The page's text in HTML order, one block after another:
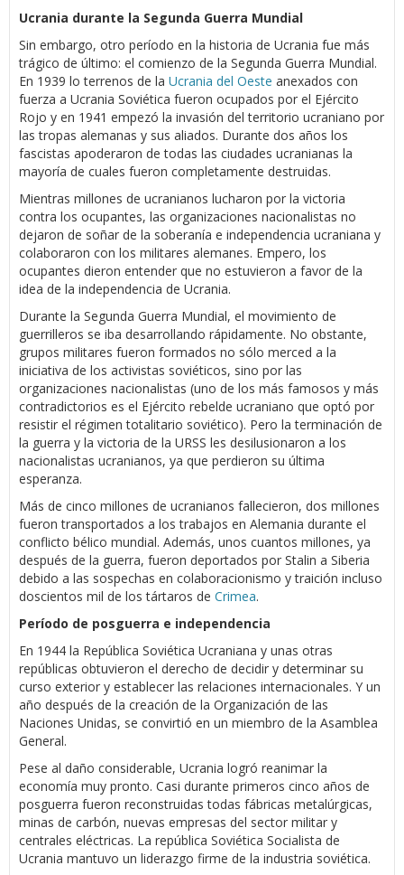
Ucrania durante la Segunda Guerra Mundial
Sin embargo, otro período en la historia de Ucrania fue más
trágico de último: el comienzo de la Segunda Guerra Mundial.
En 1939 lo terrenos de la Ucrania del Oeste anexados con
fuerza a Ucrania Soviética fueron ocupados por el Ejército
Rojo y en 1941 empezó la invasión del territorio ucraniano por
las tropas alemanas y sus aliados. Durante dos años los
fascistas apoderaron de todas las ciudades ucranianas la
mayoría de cuales fueron completamente destruidas.
Mientras millones de ucranianos lucharon por la victoria
contra los ocupantes, las organizaciones nacionalistas no
dejaron de soñar de la soberanía e independencia ucraniana y
colaboraron con los militares alemanes. Empero, los
ocupantes dieron entender que no estuvieron a favor de la
idea de la independencia de Ucrania.
Durante la Segunda Guerra Mundial, el movimiento de
guerrilleros se iba desarrollando rápidamente. No obstante,
grupos militares fueron formados no sólo merced a la
iniciativa de los activistas soviéticos, sino por las
organizaciones nacionalistas (uno de los más famosos y más
contradictorios es el Ejército rebelde ucraniano que optó por
resistir el régimen totalitario soviético). Pero la terminación de
la guerra y la victoria de la URSS les desilusionaron a los
nacionalistas ucranianos, ya que perdieron su última
esperanza.
Más de cinco millones de ucranianos fallecieron, dos millones
fueron transportados a los trabajos en Alemania durante el
conflicto bélico mundial. Además, unos cuantos millones, ya
después de la guerra, fueron deportados por Stalin a Siberia
debido a las sospechas en colaboracionismo y traición incluso
doscientos mil de los tártaros de Crimea.
Período de posguerra e independencia
En 1944 la República Soviética Ucraniana y unas otras
repúblicas obtuvieron el derecho de decidir y determinar su
curso exterior y establecer las relaciones internacionales. Y un
año después de la creación de la Organización de las
Naciones Unidas, se convirtió en un miembro de la Asamblea
General.
Pese al daño considerable, Ucrania logró reanimar la
economía muy pronto. Casi durante primeros cinco años de
posguerra fueron reconstruidas todas fábricas metalúrgicas,
minas de carbón, nuevas empresas del sector militar y
centrales eléctricas. La república Soviética Socialista de
Ucrania mantuvo un liderazgo firme de la industria soviética.